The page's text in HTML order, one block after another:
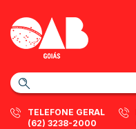
TELEFONE GERAL
(62) 3238-2000